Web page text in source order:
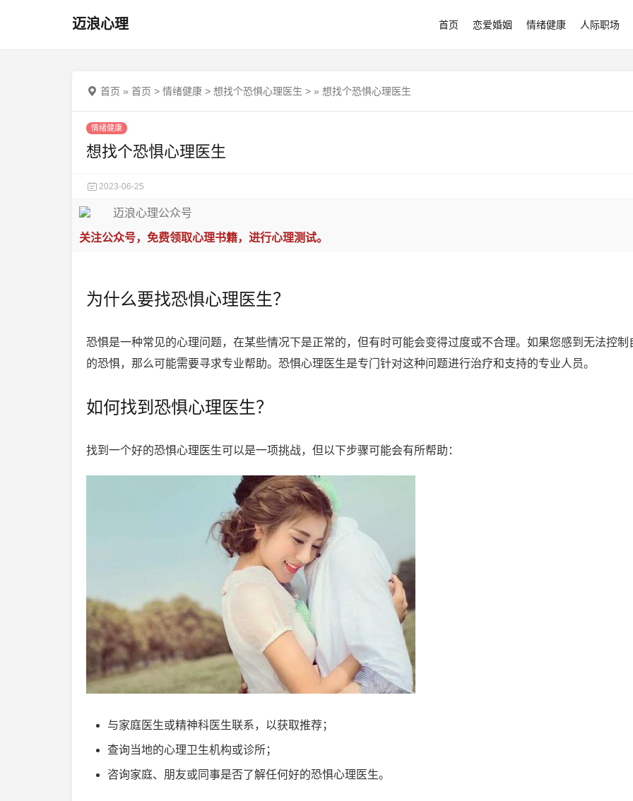
迈浪心理 首页 恋爱婚姻 情绪健康 人际职场
首页 » 首页 > 情绪健康 > 想找个恐惧心理医生 > » 想找个恐惧心理医生
情绪健康
想找个恐惧心理医生
2023-06-25
关注公众号，免费领取心理书籍，进行心理测试。
为什么要找恐惧心理医生？
恐惧是一种常见的心理问题，在某些情况下是正常的，但有时可能会变得过度或不合理。如果您感到无法控制
的恐惧，那么可能需要寻求专业帮助。恐惧心理医生是专门针对这种问题进行治疗和支持的专业人员。
如何找到恐惧心理医生？
找到一个好的恐惧心理医生可以是一项挑战，但以下步骤可能会有所帮助：
与家庭医生或精神科医生联系，以获取推荐；
查询当地的心理卫生机构或诊所；
咨询家庭、朋友或同事是否了解任何好的恐惧心理医生。